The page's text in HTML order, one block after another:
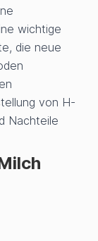
wichtige
die neue
von H-
Nachteile